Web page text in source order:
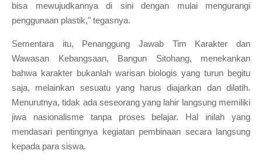
bisa mewujudkannya di sini dengan mulai mengurangi
penggunaan plastik," tegasnya.
Sementara itu, Penanggung Jawab Tim Karakter dan
Wawasan Kebangsaan, Bangun Sitohang, menekankan
bahwa karakter bukanlah warisan biologis yang turun begitu
saja, melainkan sesuatu yang harus diajarkan dan dilatih.
Menurutnya, tidak ada seseorang yang lahir langsung memiliki
jiwa nasionalisme tanpa proses belajar. Hal inilah yang
mendasari pentingnya kegiatan pembinaan secara langsung
kepada para siswa.